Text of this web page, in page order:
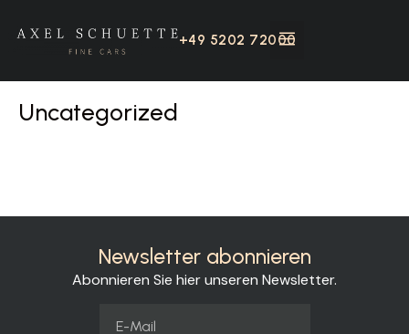
+49 5202 72000
Uncategorized
Newsletter abonnieren
Abonnieren Sie hier unseren Newsletter.